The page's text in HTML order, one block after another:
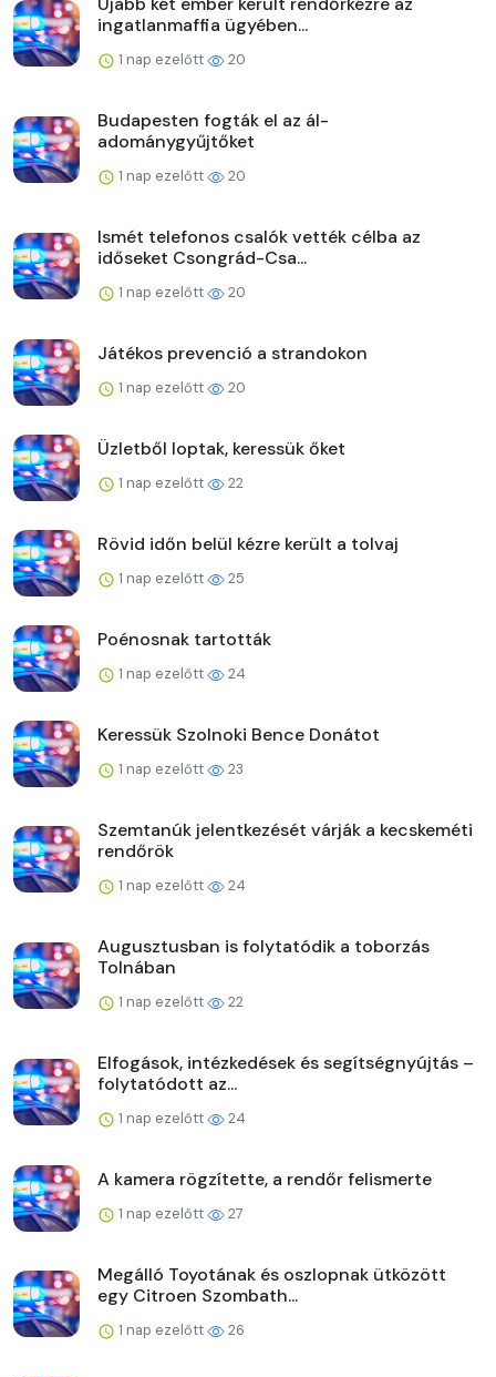
ingatlanmaffia ügyében...
1 nap ezelőtt 20
Budapesten fogták el az ál-
adománygyűjtőket
1 nap ezelőtt 20
Ismét telefonos csalók vették célba az
időseket Csongrád-Csa...
1 nap ezelőtt 20
Játékos prevenció a strandokon
1 nap ezelőtt 20
Üzletből loptak, keressük őket
1 nap ezelőtt 22
Rövid időn belül kézre került a tolvaj
1 nap ezelőtt 25
Poénosnak tartották
1 nap ezelőtt 24
Keressük Szolnoki Bence Donátot
1 nap ezelőtt 23
Szemtanúk jelentkezését várják a kecskeméti
rendőrök
1 nap ezelőtt 24
Augusztusban is folytatódik a toborzás
Tolnában
1 nap ezelőtt 22
Elfogások, intézkedések és segítségnyújtás –
folytatódott az...
1 nap ezelőtt 24
A kamera rögzítette, a rendőr felismerte
1 nap ezelőtt 27
Megálló Toyotának és oszlopnak ütközött
egy Citroen Szombath...
1 nap ezelőtt 26